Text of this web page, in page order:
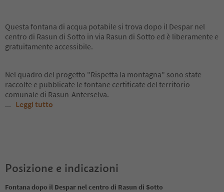
Questa fontana di acqua potabile si trova dopo il Despar nel
centro di Rasun di Sotto in via Rasun di Sotto ed è liberamente e
gratuitamente accessibile.
Nel quadro del progetto "Rispetta la montagna" sono state
raccolte e pubblicate le fontane certificate del territorio
comunale di Rasun-Anterselva.
... Leggi tutto
Posizione e indicazioni
Fontana dopo il Despar nel centro di Rasun di Sotto